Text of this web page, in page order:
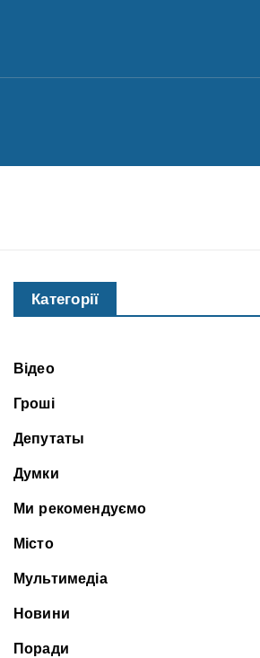
Категорії
Відео
Гроші
Депутаты
Думки
Ми рекомендуємо
Місто
Мультимедіа
Новини
Поради